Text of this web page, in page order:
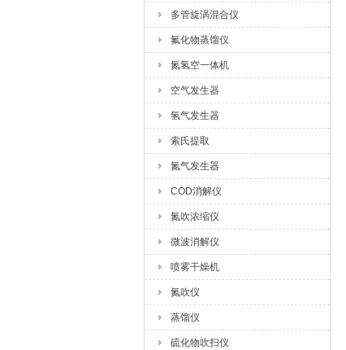
多管旋涡混合仪
氟化物蒸馏仪
氮氢空一体机
空气发生器
氢气发生器
索氏提取
氮气发生器
COD消解仪
氮吹浓缩仪
微波消解仪
喷雾干燥机
氮吹仪
蒸馏仪
硫化物吹扫仪